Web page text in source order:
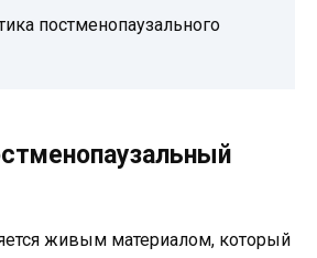
постменопаузального
живым материалом, который